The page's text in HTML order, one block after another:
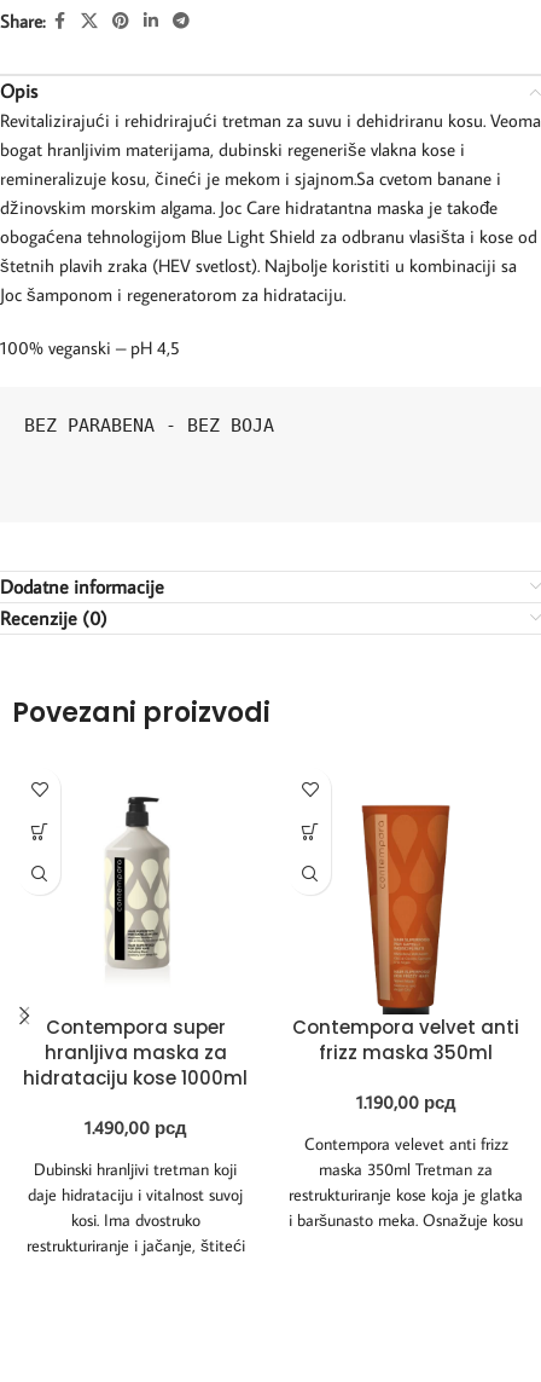
Share:
Opis
Revitalizirajući i rehidrirajući tretman za suvu i dehidriranu kosu. Veoma
bogat hranljivim materijama, dubinski regeneriše vlakna kose i
remineralizuje kosu, čineći je mekom i sjajnom.Sa cvetom banane i
džinovskim morskim algama. Joc Care hidratantna maska je takođe
obogaćena tehnologijom Blue Light Shield za odbranu vlasišta i kose od
štetnih plavih zraka (HEV svetlost). Najbolje koristiti u kombinaciji sa
Joc šamponom i regeneratorom za hidrataciju.
100% veganski – pH 4,5
BEZ PARABENA - BEZ BOJA
Dodatne informacije
Recenzije (0)
Povezani proizvodi
Contempora super
hranljiva maska za
hidrataciju kose 1000ml
1.490,00 рсд
Dubinski hranljivi tretman koji
daje hidrataciju i vitalnost suvoj
kosi. Ima dvostruko
restrukturiranje i jačanje, štiteći
Contempora velvet anti
frizz maska 350ml
1.190,00 рсд
Contempora velevet anti frizz
maska 350ml Tretman za
restrukturiranje kose koja je glatka
i baršunasto meka. Osnažuje kosu